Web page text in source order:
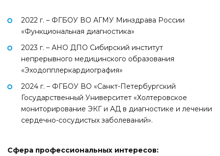
2022 г. – ФГБОУ ВО АГМУ Минздрава России
«Функциональная диагностика»
2023 г. – АНО ДПО Сибирский институт
непрерывного медицинского образования
«Эходопплеркардиография»
2024 г. – ФГБОУ ВО «Санкт-Петербургский
Государственный Университет «Холтеровское
мониторирование ЭКГ и АД в диагностике и лечении
сердечно-сосудистых заболеваний».
Сфера профессиональных интересов: